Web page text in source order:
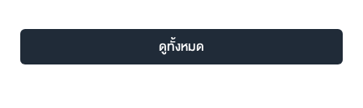
อย่างรวดเร็ว หรือหากไม่เสียชีวิตก็
อวัยวะสำคัญต่าง ๆ ได้
ส่งผลทำให้กระดูกมีการหักหรือ
เคลื่อน ซึ่งจะสามารถเกิดได้จาก
หลายสาเหตุจนทำให้เกิดอาการ
ดูทั้งหมด